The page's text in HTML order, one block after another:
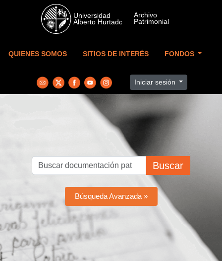
Skip to main content
QUIENES SOMOS SITIOS DE INTERÉS FONDOS
Iniciar sesión
Buscar
Búsqueda Avanzada »